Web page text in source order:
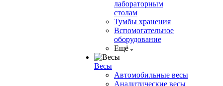
лабораторным
столам
Тумбы хранения
Вспомогательное
оборудование
Ещё
Весы
Автомобильные весы
Аналитические весы